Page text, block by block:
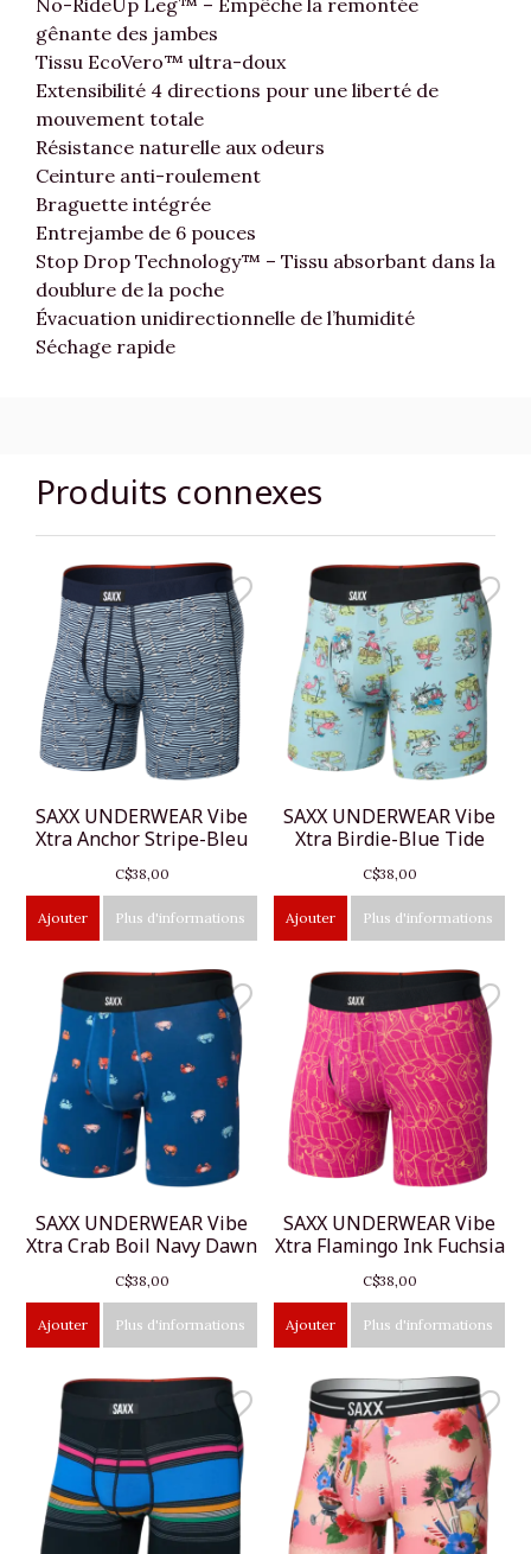
No-RideUp Leg™ – Empêche la remontée
gênante des jambes
Tissu EcoVero™ ultra-doux
Extensibilité 4 directions pour une liberté de
mouvement totale
Résistance naturelle aux odeurs
Ceinture anti-roulement
Braguette intégrée
Entrejambe de 6 pouces
Stop Drop Technology™ – Tissu absorbant dans la
doublure de la poche
Évacuation unidirectionnelle de l’humidité
Séchage rapide
Produits connexes
SAXX UNDERWEAR Vibe
Xtra Anchor Stripe-Bleu
C$38,00
Ajouter Plus d'informations
SAXX UNDERWEAR Vibe
Xtra Birdie-Blue Tide
C$38,00
Ajouter Plus d'informations
SAXX UNDERWEAR Vibe
Xtra Crab Boil Navy Dawn
C$38,00
Ajouter Plus d'informations
SAXX UNDERWEAR Vibe
Xtra Flamingo Ink Fuchsia
C$38,00
Ajouter Plus d'informations